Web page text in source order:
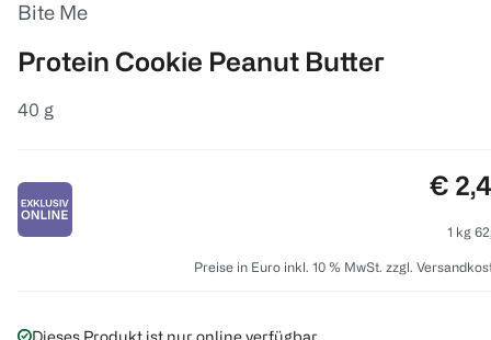
Bite Me
Protein Cookie Peanut Butter
40 g
€
1 kg
Preise in Euro inkl. 10 % MwSt. zzgl.
Dieses Produkt ist nur online verfügbar